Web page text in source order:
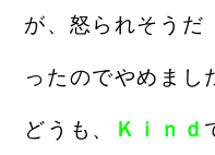
が、怒られそうだ
ったのでやめまし
どうも、 Ｋｉｎｄ